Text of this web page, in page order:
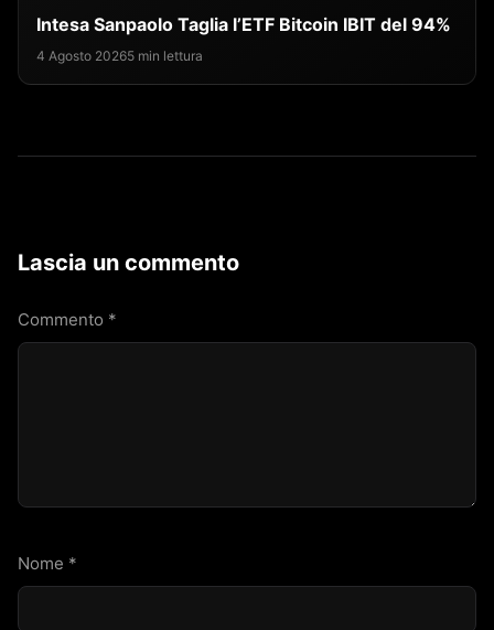
Intesa Sanpaolo Taglia l’ETF Bitcoin IBIT del 94%
4 Agosto 20265 min lettura
Lascia un commento
Commento *
Nome *